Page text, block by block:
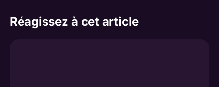
Réagissez à cet article